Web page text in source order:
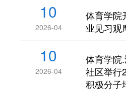
10
2026-04
体育学院
业见习观
10
2026-04
体育学院
社区举行
积极分子